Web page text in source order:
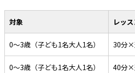
対象 レッ
0～3歳（子ども1名大人1名） 30分×
0～3歳（子ども1名大人1名） 40分×